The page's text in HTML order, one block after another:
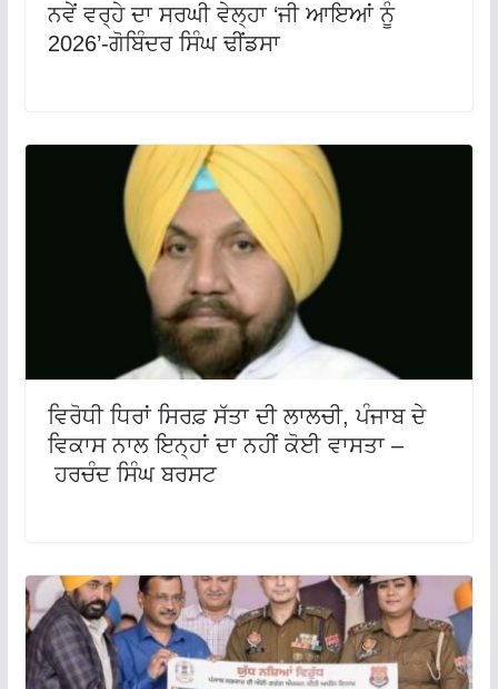
ਨਵੇਂ ਵਰ੍ਹੇ ਦਾ ਸਰਘੀ ਵੇਲ੍ਹਾ ‘ਜੀ ਆਇਆਂ ਨੂੰ
2026’-ਗੋਬਿੰਦਰ ਸਿੰਘ ਢੀਂਡਸਾ
ਵਿਰੋਧੀ ਧਿਰਾਂ ਸਿਰਫ਼ ਸੱਤਾ ਦੀ ਲਾਲਚੀ, ਪੰਜਾਬ ਦੇ
ਵਿਕਾਸ ਨਾਲ ਇਨ੍ਹਾਂ ਦਾ ਨਹੀਂ ਕੋਈ ਵਾਸਤਾ –
ਹਰਚੰਦ ਸਿੰਘ ਬਰਸਟ